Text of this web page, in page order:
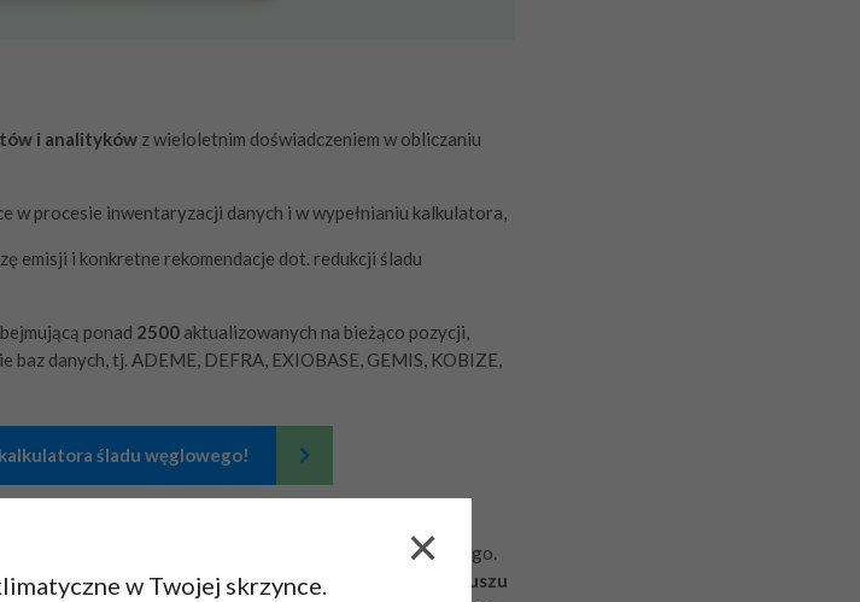
i analitykówz wieloletnim doświadczeniem w obliczaniu
w procesie inwentaryzacji danych i w wypełnianiu kalkulatora,
emisji i konkretne rekomendacje dot. redukcji śladu
ponad 2500aktualizowanych na bieżąco pozycji,
baz danych, tj. ADEME, DEFRA, EXIOBASE, GEMIS, KOBIZE,
śladu węglowego!
przy opracowywaniu narzędzi do liczenia śladu węglowego​.
kalkulatorów śladu węglowego dlaEuropejskiego Funduszu
w Twojej skrzynce.